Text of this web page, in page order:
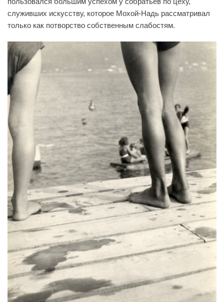
служивших искусству, которое Мохой-Надь рассматривал
только как потворство собственным слабостям.